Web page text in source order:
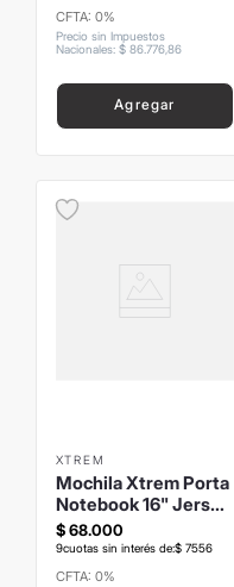
CFTA: 0%
Precio sin Impuestos
Nacionales: $ 86.776,86
Agregar
XTREM
Mochila Xtrem Porta
Notebook 16" Jersey
2.0 5XT Negra
$ 68.000
9cuotas sin interés de:$ 7556
CFTA: 0%